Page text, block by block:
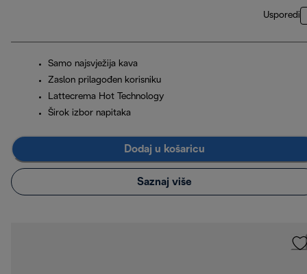
Usporedi
Samo najsvježija kava
Zaslon prilagođen korisniku
Lattecrema Hot Technology
Širok izbor napitaka
Dodaj u košaricu
Saznaj više